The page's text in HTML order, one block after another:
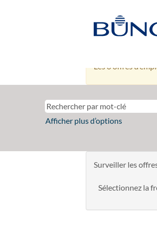
Il n’y a
Les 0 offres
Afficher plus d’options
Surveiller les
Sélectionnez la